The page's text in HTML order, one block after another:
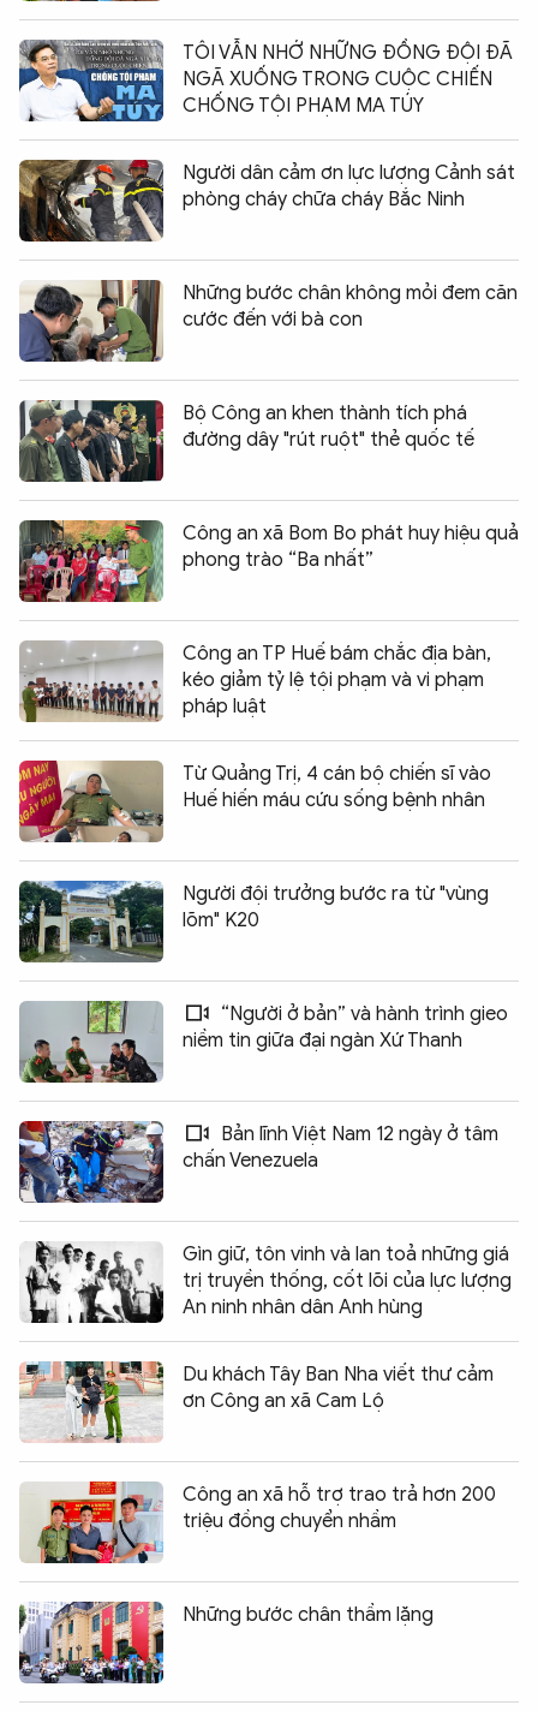
TÔI VẪN NHỚ NHỮNG ĐỒNG ĐỘI ĐÃ
NGÃ XUỐNG TRONG CUỘC CHIẾN
CHỐNG TỘI PHẠM MA TÚY
Người dân cảm ơn lực lượng Cảnh sát
phòng cháy chữa cháy Bắc Ninh
Những bước chân không mỏi đem căn
cước đến với bà con
Bộ Công an khen thành tích phá
đường dây "rút ruột" thẻ quốc tế
Công an xã Bom Bo phát huy hiệu quả
phong trào “Ba nhất”
Công an TP Huế bám chắc địa bàn,
kéo giảm tỷ lệ tội phạm và vi phạm
pháp luật
Từ Quảng Trị, 4 cán bộ chiến sĩ vào
Huế hiến máu cứu sống bệnh nhân
Người đội trưởng bước ra từ "vùng
lõm" K20
“Người ở bản” và hành trình gieo
niềm tin giữa đại ngàn Xứ Thanh
Bản lĩnh Việt Nam 12 ngày ở tâm
chấn Venezuela
Gìn giữ, tôn vinh và lan toả những giá
trị truyền thống, cốt lõi của lực lượng
An ninh nhân dân Anh hùng
Du khách Tây Ban Nha viết thư cảm
ơn Công an xã Cam Lộ
Công an xã hỗ trợ trao trả hơn 200
triệu đồng chuyển nhầm
Những bước chân thầm lặng